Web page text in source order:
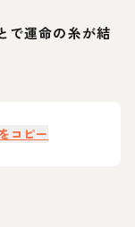
で運命の糸が結
コピー